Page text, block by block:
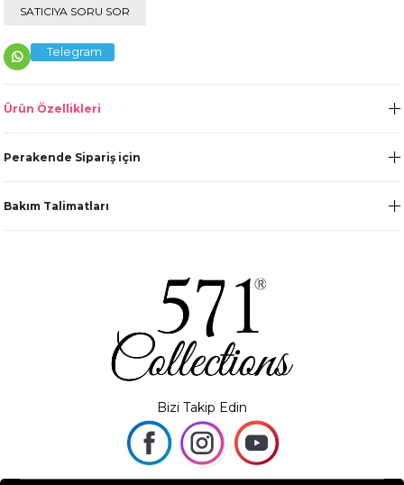
SATICIYA SORU SOR
Telegram
Ürün Özellikleri
Perakende Sipariş için
Bakım Talimatları
Bizi Takip Edin